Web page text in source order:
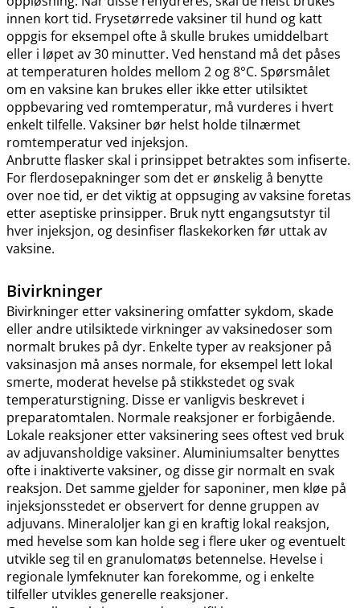
innen kort tid. Frysetørrede vaksiner til hund og katt
oppgis for eksempel ofte å skulle brukes umiddelbart
eller i løpet av 30 minutter. Ved henstand må det påses
at temperaturen holdes mellom 2 og 8°C. Spørsmålet
om en vaksine kan brukes eller ikke etter utilsiktet
oppbevaring ved romtemperatur, må vurderes i hvert
enkelt tilfelle. Vaksiner bør helst holde tilnærmet
romtemperatur ved injeksjon.
Anbrutte flasker skal i prinsippet betraktes som infiserte.
For flerdosepakninger som det er ønskelig å benytte
over noe tid, er det viktig at oppsuging av vaksine foretas
etter aseptiske prinsipper. Bruk nytt engangsutstyr til
hver injeksjon, og desinfiser flaskekorken før uttak av
vaksine.
Bivirkninger
Bivirkninger etter vaksinering omfatter sykdom, skade
eller andre utilsiktede virkninger av vaksinedoser som
normalt brukes på dyr. Enkelte typer av reaksjoner på
vaksinasjon må anses normale, for eksempel lett lokal
smerte, moderat hevelse på stikkstedet og svak
temperaturstigning. Disse er vanligvis beskrevet i
preparatomtalen. Normale reaksjoner er forbigående.
Lokale reaksjoner etter vaksinering sees oftest ved bruk
av adjuvansholdige vaksiner. Aluminiumsalter benyttes
ofte i inaktiverte vaksiner, og disse gir normalt en svak
reaksjon. Det samme gjelder for saponiner, men kløe på
injeksjonsstedet er observert for denne gruppen av
adjuvans. Mineraloljer kan gi en kraftig lokal reaksjon,
med hevelse som kan holde seg i flere uker og eventuelt
utvikle seg til en granulomatøs betennelse. Hevelse i
regionale lymfeknuter kan forekomme, og i enkelte
tilfeller utvikles generelle reaksjoner.